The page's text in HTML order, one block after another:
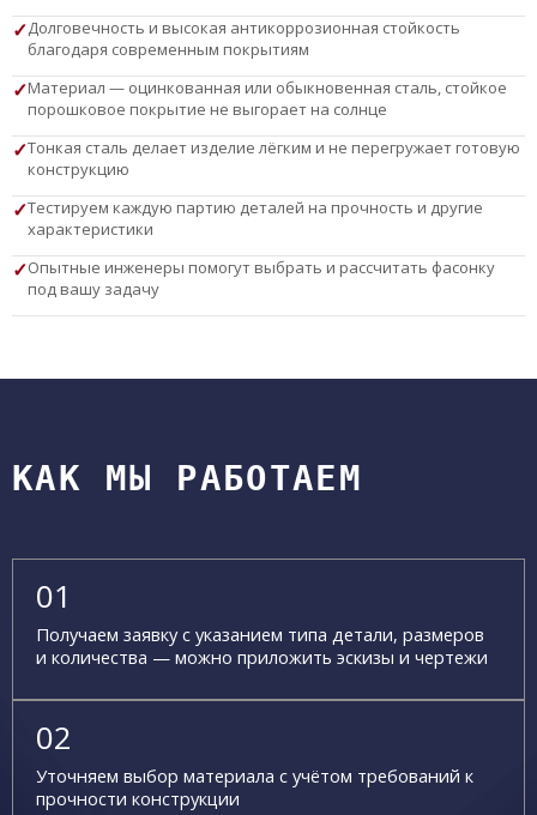
Долговечность и высокая антикоррозионная стойкость
благодаря современным покрытиям
Материал — оцинкованная или обыкновенная сталь, стойкое
порошковое покрытие не выгорает на солнце
Тонкая сталь делает изделие лёгким и не перегружает готовую
конструкцию
Тестируем каждую партию деталей на прочность и другие
характеристики
Опытные инженеры помогут выбрать и рассчитать фасонку
под вашу задачу
КАК МЫ РАБОТАЕМ
Получаем заявку с указанием типа детали, размеров
и количества — можно приложить эскизы и чертежи
Уточняем выбор материала с учётом требований к
прочности конструкции